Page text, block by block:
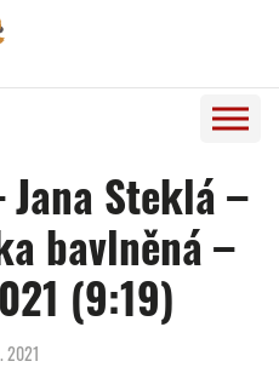
Steklá –
bavlněná –
(9:19)
2021